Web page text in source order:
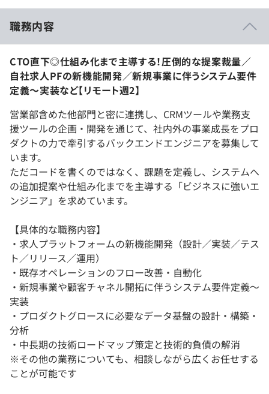
職務内容
CTO直下◎仕組み化まで主導する！圧倒的な提案裁量／
自社求人PFの新機能開発／新規事業に伴うシステム要件
定義～実装など【リモート週2】
営業部含めた他部門と密に連携し、CRMツールや業務支
援ツールの企画・開発を通じて、社内外の事業成長をプロ
ダクトの力で牽引するバックエンドエンジニアを募集して
います。
ただコードを書くのではなく、課題を定義し、システムへ
の追加提案や仕組み化までを主導する「ビジネスに強いエ
ンジニア」を求めています。
【具体的な職務内容】
・求人プラットフォームの新機能開発（設計／実装／テス
ト／リリース／運用）
・既存オペレーションのフロー改善・自動化
・新規事業や顧客チャネル開拓に伴うシステム要件定義～
実装
・プロダクトグロースに必要なデータ基盤の設計・構築・
分析
・中長期の技術ロードマップ策定と技術的負債の解消
※その他の業務についても、相談しながら広くお任せする
ことが可能です